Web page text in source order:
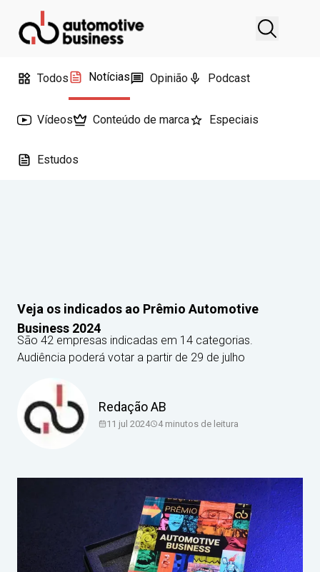
Todos Notícias Opinião Podcast
Vídeos Conteúdo de marca Especiais
Estudos
Veja os indicados ao Prêmio Automotive
Business 2024
São 42 empresas indicadas em 14 categorias.
Audiência poderá votar a partir de 29 de julho
Redação AB
11 jul 2024 4minutos de leitura